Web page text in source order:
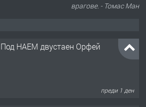
врагове. - Томас Ман
Под НАЕМ двустаен Орфей
преди 1 ден